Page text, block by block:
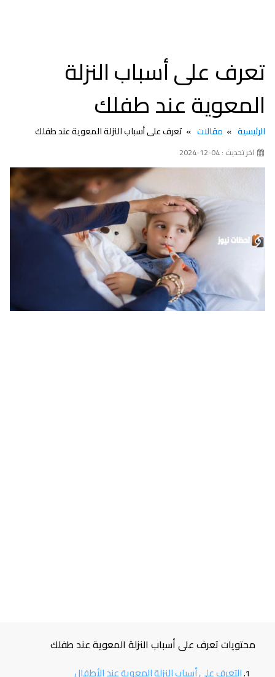
تعرف على أسباب النزلة
المعوية عند طفلك
الرئيسية مقالات تعرف على أسباب النزلة المعوية عند طفلك
اخر تحديث : 04-12-2024
محتويات تعرف على أسباب النزلة المعوية عند طفلك
التعرف على أسباب النزلة المعوية عند الأطفال